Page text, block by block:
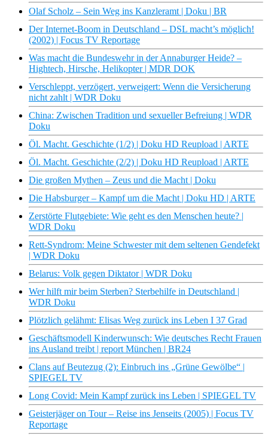
Olaf Scholz – Sein Weg ins Kanzleramt | Doku | BR
Der Internet-Boom in Deutschland – DSL macht’s möglich!
(2002) | Focus TV Reportage
Was macht die Bundeswehr in der Annaburger Heide? –
Hightech, Hirsche, Helikopter | MDR DOK
Verschleppt, verzögert, verweigert: Wenn die Versicherung
nicht zahlt | WDR Doku
China: Zwischen Tradition und sexueller Befreiung | WDR
Doku
Öl. Macht. Geschichte (1/2) | Doku HD Reupload | ARTE
Öl. Macht. Geschichte (2/2) | Doku HD Reupload | ARTE
Die großen Mythen – Zeus und die Macht | Doku
Die Habsburger – Kampf um die Macht | Doku HD | ARTE
Zerstörte Flutgebiete: Wie geht es den Menschen heute? |
WDR Doku
Rett-Syndrom: Meine Schwester mit dem seltenen Gendefekt
| WDR Doku
Belarus: Volk gegen Diktator | WDR Doku
Wer hilft mir beim Sterben? Sterbehilfe in Deutschland |
WDR Doku
Plötzlich gelähmt: Elisas Weg zurück ins Leben I 37 Grad
Geschäftsmodell Kinderwunsch: Wie deutsches Recht Frauen
ins Ausland treibt | report München | BR24
Clans auf Beutezug (2): Einbruch ins „Grüne Gewölbe“ |
SPIEGEL TV
Long Covid: Mein Kampf zurück ins Leben | SPIEGEL TV
Geisterjäger on Tour – Reise ins Jenseits (2005) | Focus TV
Reportage